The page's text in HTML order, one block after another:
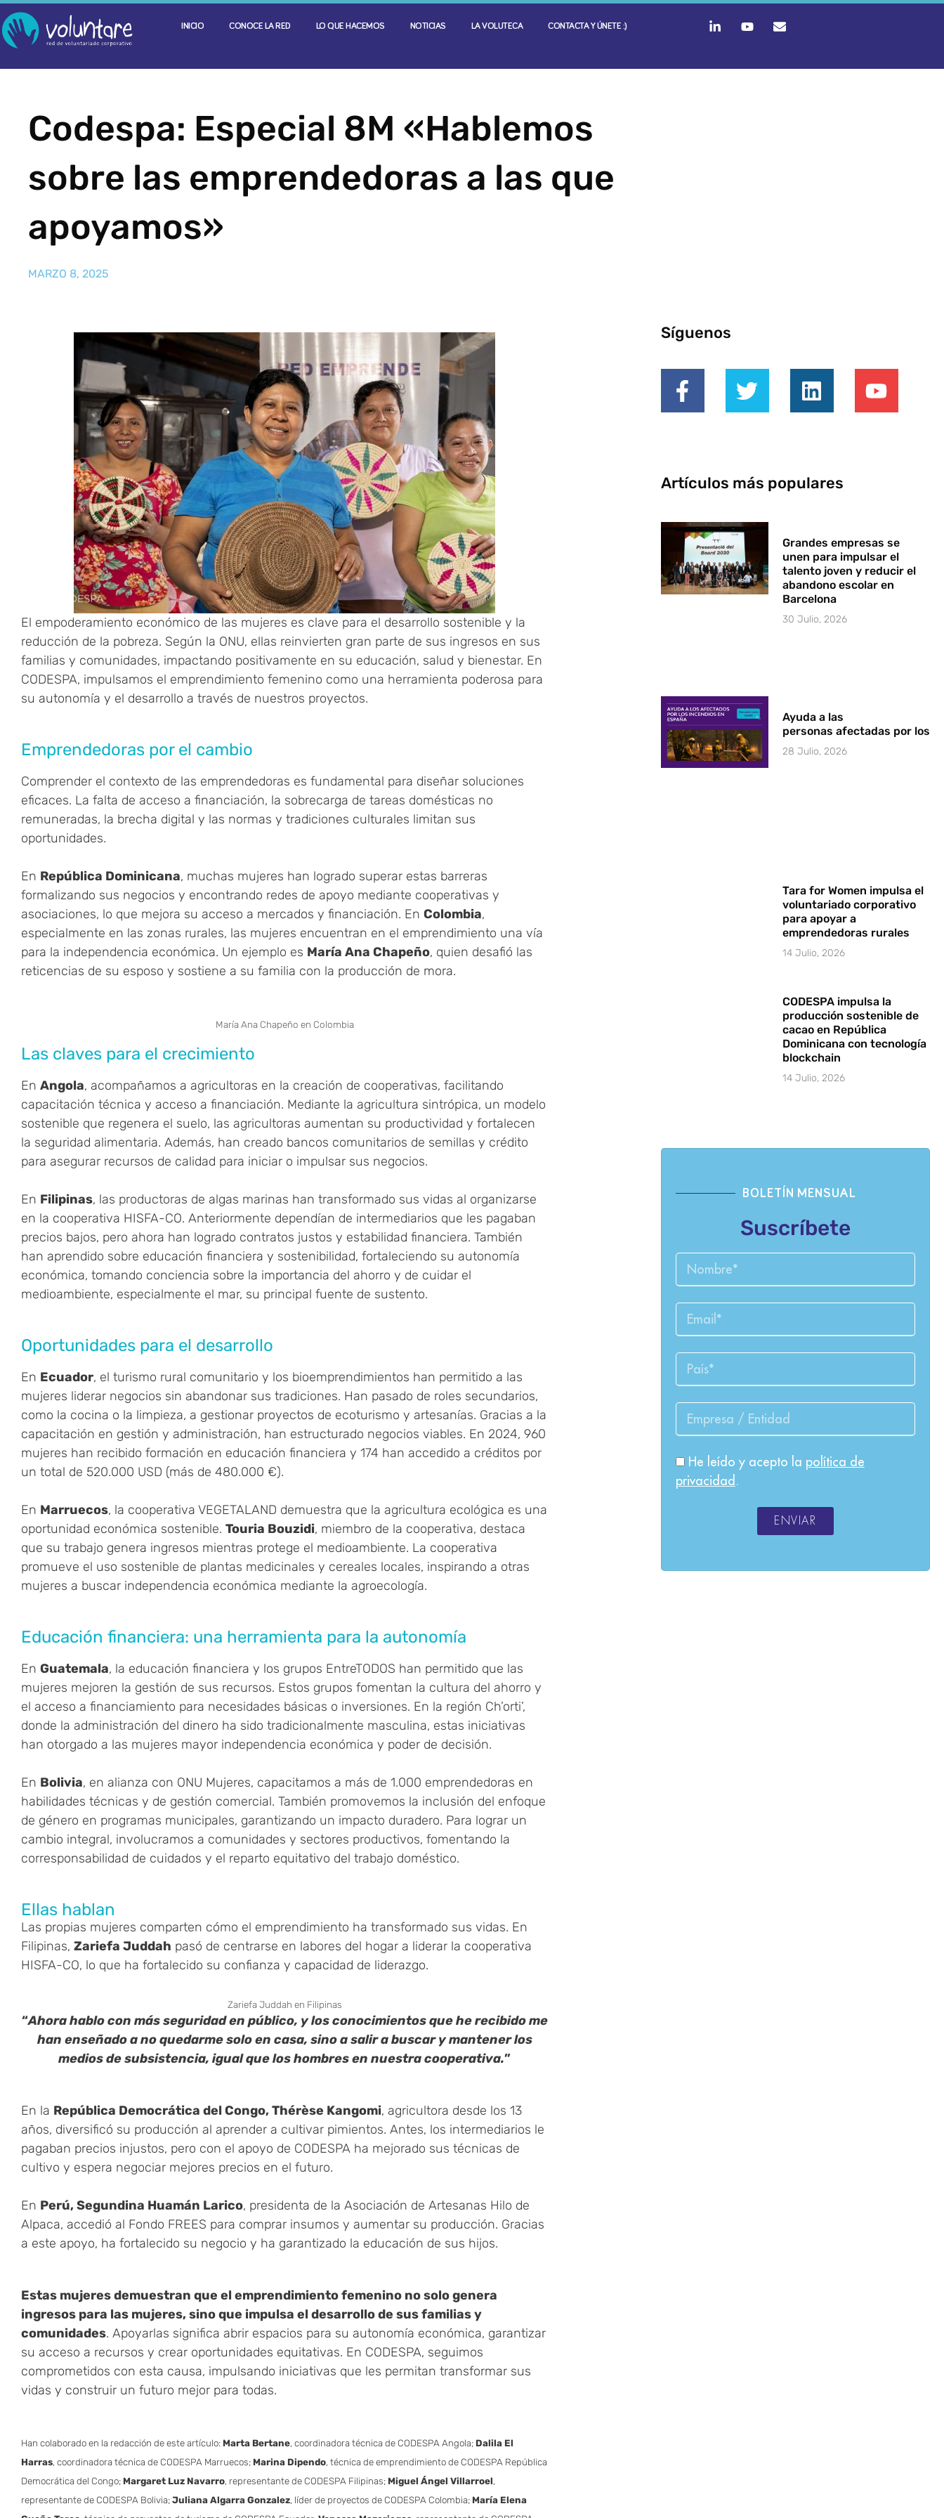
INICIO CONOCE LA RED LO QUE HACEMOS NOTICIAS LA VOLUTECA CONTACTA Y ÚNETE :)
Codespa: Especial 8M «Hablemos
sobre las emprendedoras a las que
apoyamos»
MARZO 8, 2025
El empoderamiento económico de las mujeres es clave para el desarrollo sostenible y la
reducción de la pobreza. Según la ONU, ellas reinvierten gran parte de sus ingresos en sus
familias y comunidades, impactando positivamente en su educación, salud y bienestar. En
CODESPA, impulsamos el emprendimiento femenino como una herramienta poderosa para
su autonomía y el desarrollo a través de nuestros proyectos.
Emprendedoras por el cambio
Comprender el contexto de las emprendedoras es fundamental para diseñar soluciones
eficaces. La falta de acceso a financiación, la sobrecarga de tareas domésticas no
remuneradas, la brecha digital y las normas y tradiciones culturales limitan sus
oportunidades.
En República Dominicana, muchas mujeres han logrado superar estas barreras
formalizando sus negocios y encontrando redes de apoyo mediante cooperativas y
asociaciones, lo que mejora su acceso a mercados y financiación. En Colombia,
especialmente en las zonas rurales, las mujeres encuentran en el emprendimiento una vía
para la independencia económica. Un ejemplo es María Ana Chapeño, quien desafió las
reticencias de su esposo y sostiene a su familia con la producción de mora.
María Ana Chapeño en Colombia
Las claves para el crecimiento
En Angola, acompañamos a agricultoras en la creación de cooperativas, facilitando
capacitación técnica y acceso a financiación. Mediante la agricultura sintrópica, un modelo
sostenible que regenera el suelo, las agricultoras aumentan su productividad y fortalecen
la seguridad alimentaria. Además, han creado bancos comunitarios de semillas y crédito
para asegurar recursos de calidad para iniciar o impulsar sus negocios.
En Filipinas, las productoras de algas marinas han transformado sus vidas al organizarse
en la cooperativa HISFA-CO. Anteriormente dependían de intermediarios que les pagaban
precios bajos, pero ahora han logrado contratos justos y estabilidad financiera. También
han aprendido sobre educación financiera y sostenibilidad, fortaleciendo su autonomía
económica, tomando conciencia sobre la importancia del ahorro y de cuidar el
medioambiente, especialmente el mar, su principal fuente de sustento.
Oportunidades para el desarrollo
En Ecuador, el turismo rural comunitario y los bioemprendimientos han permitido a las
mujeres liderar negocios sin abandonar sus tradiciones. Han pasado de roles secundarios,
como la cocina o la limpieza, a gestionar proyectos de ecoturismo y artesanías. Gracias a la
capacitación en gestión y administración, han estructurado negocios viables. En 2024, 960
mujeres han recibido formación en educación financiera y 174 han accedido a créditos por
un total de 520.000 USD (más de 480.000 €).
En Marruecos, la cooperativa VEGETALAND demuestra que la agricultura ecológica es una
oportunidad económica sostenible. Touria Bouzidi, miembro de la cooperativa, destaca
que su trabajo genera ingresos mientras protege el medioambiente. La cooperativa
promueve el uso sostenible de plantas medicinales y cereales locales, inspirando a otras
mujeres a buscar independencia económica mediante la agroecología.
Educación financiera: una herramienta para la autonomía
En Guatemala, la educación financiera y los grupos EntreTODOS han permitido que las
mujeres mejoren la gestión de sus recursos. Estos grupos fomentan la cultura del ahorro y
el acceso a financiamiento para necesidades básicas o inversiones. En la región Ch’orti’,
donde la administración del dinero ha sido tradicionalmente masculina, estas iniciativas
han otorgado a las mujeres mayor independencia económica y poder de decisión.
En Bolivia, en alianza con ONU Mujeres, capacitamos a más de 1.000 emprendedoras en
habilidades técnicas y de gestión comercial. También promovemos la inclusión del enfoque
de género en programas municipales, garantizando un impacto duradero. Para lograr un
cambio integral, involucramos a comunidades y sectores productivos, fomentando la
corresponsabilidad de cuidados y el reparto equitativo del trabajo doméstico.
Ellas hablan
Las propias mujeres comparten cómo el emprendimiento ha transformado sus vidas. En
Filipinas, Zariefa Juddah pasó de centrarse en labores del hogar a liderar la cooperativa
HISFA-CO, lo que ha fortalecido su confianza y capacidad de liderazgo.
Zariefa Juddah en Filipinas
“Ahora hablo con más seguridad en público, y los conocimientos que he recibido me
han enseñado a no quedarme solo en casa, sino a salir a buscar y mantener los
medios de subsistencia, igual que los hombres en nuestra cooperativa.”
En la República Democrática del Congo, Thérèse Kangomi, agricultora desde los 13
años, diversificó su producción al aprender a cultivar pimientos. Antes, los intermediarios le
pagaban precios injustos, pero con el apoyo de CODESPA ha mejorado sus técnicas de
cultivo y espera negociar mejores precios en el futuro.
En Perú, Segundina Huamán Larico, presidenta de la Asociación de Artesanas Hilo de
Alpaca, accedió al Fondo FREES para comprar insumos y aumentar su producción. Gracias
a este apoyo, ha fortalecido su negocio y ha garantizado la educación de sus hijos.
Estas mujeres demuestran que el emprendimiento femenino no solo genera
ingresos para las mujeres, sino que impulsa el desarrollo de sus familias y
comunidades. Apoyarlas significa abrir espacios para su autonomía económica, garantizar
su acceso a recursos y crear oportunidades equitativas. En CODESPA, seguimos
comprometidos con esta causa, impulsando iniciativas que les permitan transformar sus
vidas y construir un futuro mejor para todas.
Han colaborado en la redacción de este artículo: Marta Bertane, coordinadora técnica de CODESPA Angola; Dalila El
Harras, coordinadora técnica de CODESPA Marruecos; Marina Dipendo, técnica de emprendimiento de CODESPA República
Democrática del Congo; Margaret Luz Navarro, representante de CODESPA Filipinas; Miguel Ángel Villarroel,
representante de CODESPA Bolivia; Juliana Algarra Gonzalez, líder de proyectos de CODESPA Colombia; María Elena
Síguenos
Artículos más populares
Grandes empresas se
unen para impulsar el
talento joven y reducir el
abandono escolar en
Barcelona
30 Julio, 2026
Ayuda a las
personas afectadas por los
28 Julio, 2026
Tara for Women impulsa el
voluntariado corporativo
para apoyar a
emprendedoras rurales
14 Julio, 2026
CODESPA impulsa la
producción sostenible de
cacao en República
Dominicana con tecnología
blockchain
14 Julio, 2026
BOLETÍN MENSUAL
Suscríbete
He leído y acepto la política de
privacidad .
ENVIAR